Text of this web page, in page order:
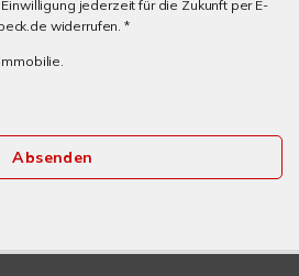
jederzeit für die Zukunft per E-
widerrufen. *
Absenden